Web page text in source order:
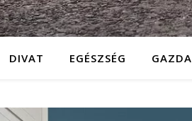
DIVAT EGÉSZSÉG